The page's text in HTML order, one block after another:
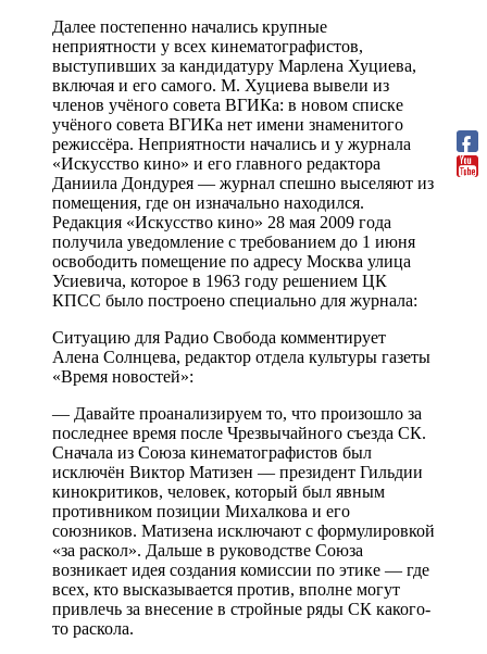
Далее постепенно начались крупные
неприятности у всех кинематографистов,
выступивших за кандидатуру Марлена Хуциева,
включая и его самого. М. Хуциева вывели из
членов учёного совета ВГИКа: в новом списке
учёного совета ВГИКа нет имени знаменитого
режиссёра. Неприятности начались и у журнала
«Искусство кино» и его главного редактора
Даниила Дондурея — журнал спешно выселяют из
помещения, где он изначально находился.
Редакция «Искусство кино» 28 мая 2009 года
получила уведомление с требованием до 1 июня
освободить помещение по адресу Москва улица
Усиевича, которое в 1963 году решением ЦК
КПСС было построено специально для журнала:
Ситуацию для Радио Свобода комментирует
Алена Солнцева, редактор отдела культуры газеты
«Время новостей»:
— Давайте проанализируем то, что произошло за
последнее время после Чрезвычайного съезда СК.
Сначала из Союза кинематографистов был
исключён Виктор Матизен — президент Гильдии
кинокритиков, человек, который был явным
противником позиции Михалкова и его
союзников. Матизена исключают с формулировкой
«за раскол». Дальше в руководстве Союза
возникает идея создания комиссии по этике — где
всех, кто высказывается против, вполне могут
привлечь за внесение в стройные ряды СК какого-
то раскола.